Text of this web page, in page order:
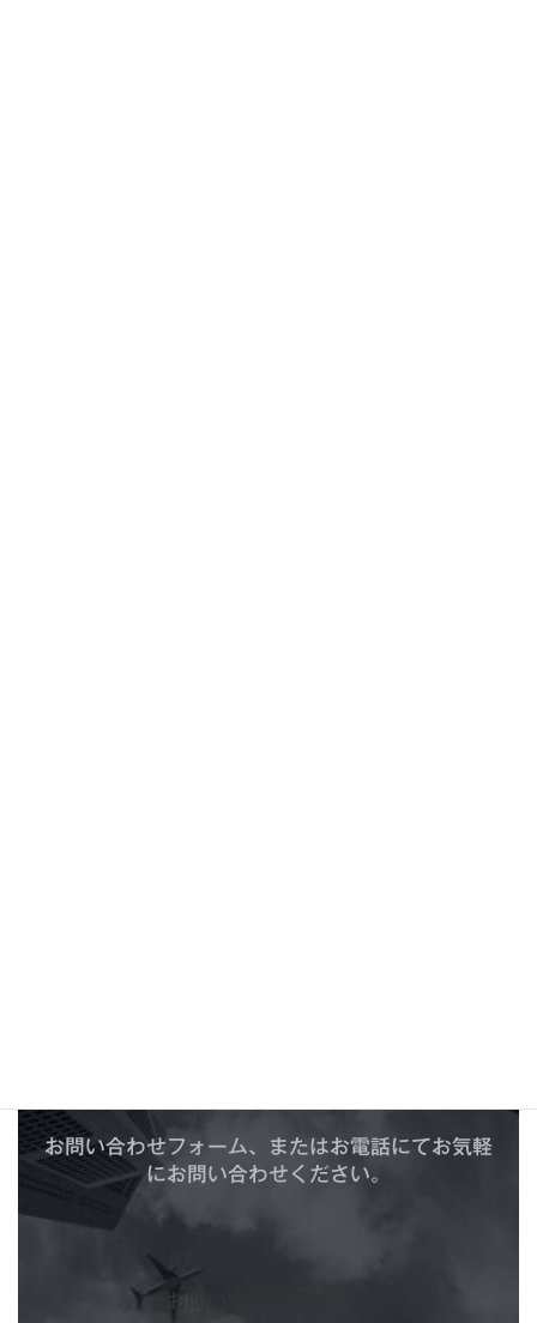
お問い合わせフォーム、またはお電話にてお気軽
にお問い合わせください。
お問い合わせフォーム